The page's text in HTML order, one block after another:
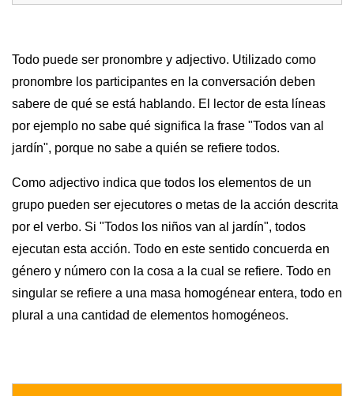
Todo puede ser pronombre y adjectivo. Utilizado como
pronombre los participantes en la conversación deben
sabere de qué se está hablando. El lector de esta líneas
por ejemplo no sabe qué significa la frase "Todos van al
jardín", porque no sabe a quién se refiere todos.
Como adjectivo indica que todos los elementos de un
grupo pueden ser ejecutores o metas de la acción descrita
por el verbo. Si "Todos los niños van al jardín", todos
ejecutan esta acción. Todo en este sentido concuerda en
género y número con la cosa a la cual se refiere. Todo en
singular se refiere a una masa homogénear entera, todo en
plural a una cantidad de elementos homogéneos.